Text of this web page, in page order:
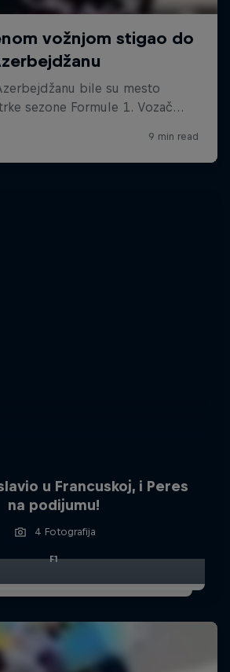
u Francuskoj, i Peres
na podijumu!
4 Fotografija
F1